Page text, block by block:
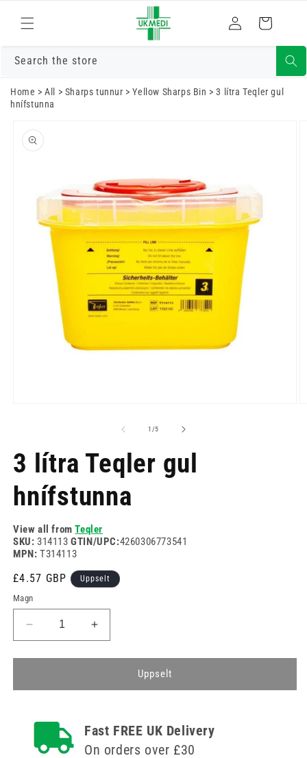
Fara í efni
Skrá
inn
Karfa
Search the store
Home >All > Sharps tunnur >Yellow Sharps Bin >3 lítra Teqler gul
hnífstunna
vöruupplýsingar
1/af
5
3 lítra Teqler gul
hnífstunna
View all fromTeqler
SKU: 314113GTIN/UPC:4260306773541
MPN: T314113
Venjulegt
verð
£4.57 GBP Uppselt
Magn
Minnka
magn
fyrir
lítra
hnífstunna
Auka
magn
fyrir
lítra
hnífstunna
Uppselt
Fast FREE UK Delivery
On orders over £30